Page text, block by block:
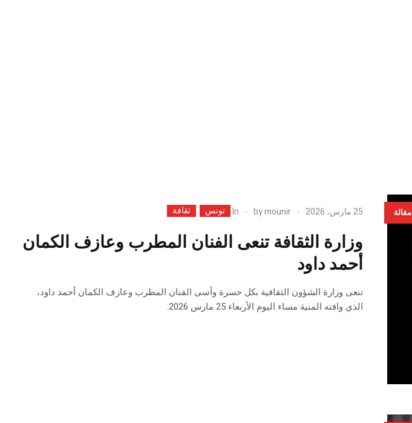
مقالة 25 مارس، 2026 bymounir
In تونس ثقافة
وزارة الثقافة تنعى الفنان المطرب وعازف الكمان
أحمد داود
تنعى وزارة الشؤون الثقافية بكل حسرة وأسى الفنان المطرب وعازف الكمان أحمد داود،
الذي وافته المنية مساء اليوم الأربعاء 25 مارس 2026.